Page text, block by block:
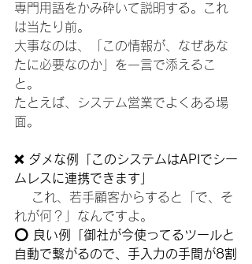
専門用語をかみ砕いて説明する。これ
は当たり前。
大事なのは、「この情報が、なぜあな
たに必要なのか」を一言で添えるこ
と。
たとえば、システム営業でよくある場
面。
❌ ダメな例「このシステムはAPIでシー
ムレスに連携できます」
これ、若手顧客からすると「で、そ
れが何？」なんですよ。
⭕ 良い例「御社が今使ってるツールと
自動で繋がるので、手入力の手間が8割